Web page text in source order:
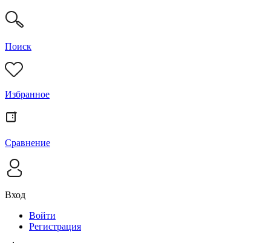
Поиск
Избранное
Сравнение
Вход
Войти
Регистрация